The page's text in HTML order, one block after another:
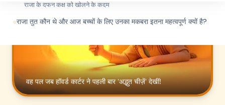
वह पल जब हॉवर्ड कार्टर ने पहली बार 'अद्भुत चीज़ें' देखीं!
राजा के दफन कक्ष को खोलने के कदम
राजा तुत कौन थे और आज बच्चों के लिए उनका मकबरा इतना महत्वपूर्ण क्यों है?